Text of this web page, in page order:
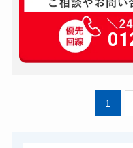
玄関カギ修理
玄関カギ作成
玄関カギ交換
金庫カギ修理
1